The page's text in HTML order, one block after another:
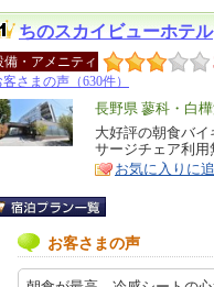
ちのスカイビューホテル
備・アメニティ
客さまの声（630件）
エ
リ
ア
長野県 蓼科・白
特
徴
大好評の朝食バ
サージチェア利
お気に入りに
お客さまの声